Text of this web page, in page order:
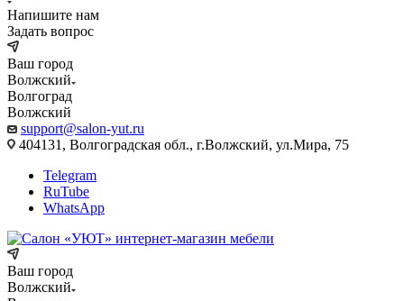
Напишите нам
Задать вопрос
Ваш город
Волжский
Волгоград
Волжский
support@salon-yut.ru
404131, Волгоградская обл., г.Волжский, ул.Мира, 75
Telegram
RuTube
WhatsApp
Ваш город
Волжский